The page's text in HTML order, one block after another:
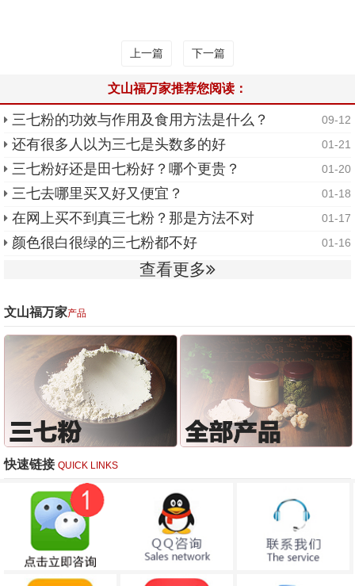
上一篇 下一篇
文山福万家推荐您阅读：
三七粉的功效与作用及食用方法是什么？ 09-12
还有很多人以为三七是头数多的好 01-21
三七粉好还是田七粉好？哪个更贵？ 01-20
三七去哪里买又好又便宜？ 01-18
在网上买不到真三七粉？那是方法不对 01-17
颜色很白很绿的三七粉都不好 01-16
查看更多
文山福万家产品
快速链接 QUICK LINKS